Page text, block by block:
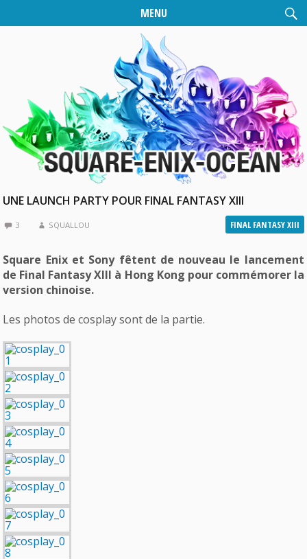
MENU
UNE LAUNCH PARTY POUR FINAL FANTASY XIII
FINAL FANTASY XIII
3 SQUALLOU
Square Enix et Sony fêtent de nouveau le lancement
de Final Fantasy XIII à Hong Kong pour commémorer la
version chinoise.
Les photos de cosplay sont de la partie.